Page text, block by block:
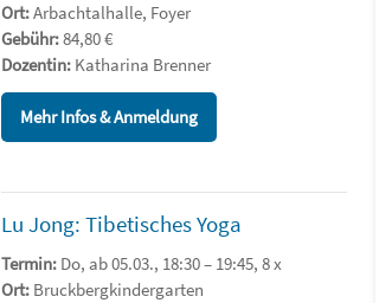
Ort:Arbachtalhalle, Foyer
Gebühr:84,80 €
Dozentin: Katharina Brenner
Mehr Infos & Anmeldung
Lu Jong: Tibetisches Yoga
Termin: Do, ab 05.03., 18:30 – 19:45, 8 x
Ort: Bruckbergkindergarten